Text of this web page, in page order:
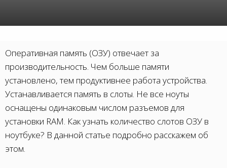
Оперативная память (ОЗУ) отвечает за
производительность. Чем больше памяти
установлено, тем продуктивнее работа устройства.
Устанавливается память в слоты. Не все ноуты
оснащены одинаковым числом разъемов для
установки RAM. Как узнать количество слотов ОЗУ в
ноутбуке? В данной статье подробно расскажем об
этом.